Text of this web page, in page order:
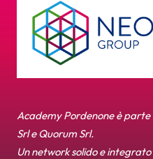
Academy Pordenone è parte
Srl e Quorum Srl.
Un network solido e